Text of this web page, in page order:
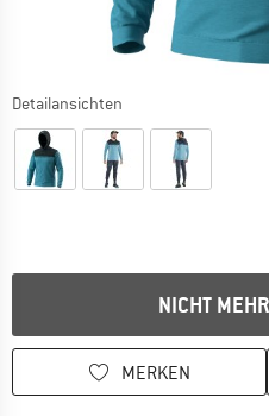
Detailansichten
NICHT
MERKEN